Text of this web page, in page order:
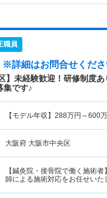
職員
詳細はお問合せくださ
】未経験歓迎！研修制度
集です♪
【モデル年収】 288万円～600
大阪府 大阪市中央区
【鍼灸院・接骨院で働く施術
師による施術対応をお任せい